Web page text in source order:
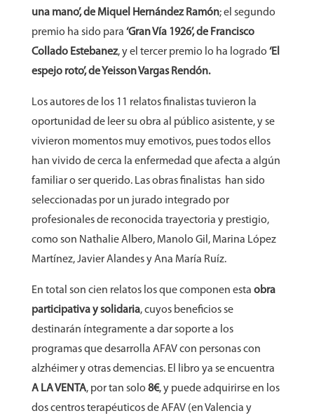
una mano’, de Miquel Hernández Ramón; el segundo
premio ha sido para ‘Gran Vía 1926’, de Francisco
Collado Estebanez, y el tercer premio lo ha logrado ‘El
espejo roto’, de Yeisson Vargas Rendón.
Los autores de los 11 relatos finalistas tuvieron la
oportunidad de leer su obra al público asistente, y se
vivieron momentos muy emotivos, pues todos ellos
han vivido de cerca la enfermedad que afecta a algún
familiar o ser querido. Las obras finalistas han sido
seleccionadas por un jurado integrado por
profesionales de reconocida trayectoria y prestigio,
como son Nathalie Albero, Manolo Gil, Marina López
Martínez, Javier Alandes y Ana María Ruíz.
En total son cien relatos los que componen esta obra
participativa y solidaria, cuyos beneficios se
destinarán íntegramente a dar soporte a los
programas que desarrolla AFAV con personas con
alzhéimer y otras demencias. El libro ya se encuentra
A LA VENTA, por tan solo 8€, y puede adquirirse en los
dos centros terapéuticos de AFAV (en Valencia y